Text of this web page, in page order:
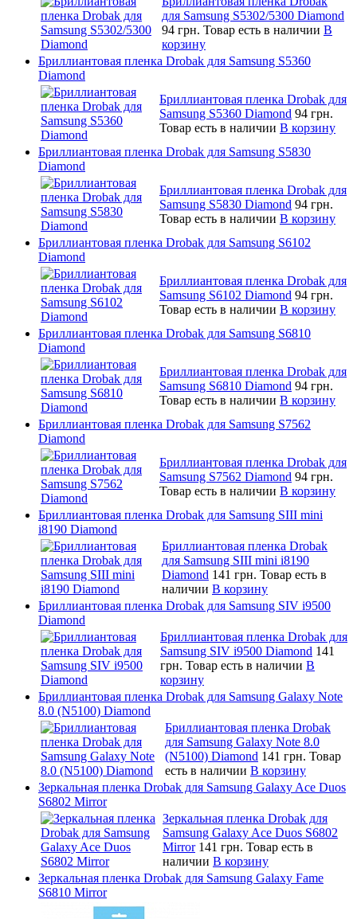
для Samsung S5302/5300 Diamond
94 грн. Товар есть в наличии В
корзину
Бриллиантовая пленка Drobak для Samsung S5360
Diamond
Бриллиантовая пленка Drobak для
Samsung S5360 Diamond 94 грн.
Товар есть в наличии В корзину
Бриллиантовая пленка Drobak для Samsung S5830
Diamond
Бриллиантовая пленка Drobak для
Samsung S5830 Diamond 94 грн.
Товар есть в наличии В корзину
Бриллиантовая пленка Drobak для Samsung S6102
Diamond
Бриллиантовая пленка Drobak для
Samsung S6102 Diamond 94 грн.
Товар есть в наличии В корзину
Бриллиантовая пленка Drobak для Samsung S6810
Diamond
Бриллиантовая пленка Drobak для
Samsung S6810 Diamond 94 грн.
Товар есть в наличии В корзину
Бриллиантовая пленка Drobak для Samsung S7562
Diamond
Бриллиантовая пленка Drobak для
Samsung S7562 Diamond 94 грн.
Товар есть в наличии В корзину
Бриллиантовая пленка Drobak для Samsung SIII mini
i8190 Diamond
Бриллиантовая пленка Drobak
для Samsung SIII mini i8190
Diamond 141 грн. Товар есть в
наличии В корзину
Бриллиантовая пленка Drobak для Samsung SIV i9500
Diamond
Бриллиантовая пленка Drobak для
Samsung SIV i9500 Diamond 141
грн. Товар есть в наличии В
корзину
Бриллиантовая пленка Drobak для Samsung Galaxy Note
8.0 (N5100) Diamond
Бриллиантовая пленка Drobak
для Samsung Galaxy Note 8.0
(N5100) Diamond 141 грн. Товар
есть в наличии В корзину
Зеркальная пленка Drobak для Samsung Galaxy Ace Duos
S6802 Mirror
Зеркальная пленка Drobak для
Samsung Galaxy Ace Duos S6802
Mirror 141 грн. Товар есть в
наличии В корзину
Зеркальная пленка Drobak для Samsung Galaxy Fame
S6810 Mirror